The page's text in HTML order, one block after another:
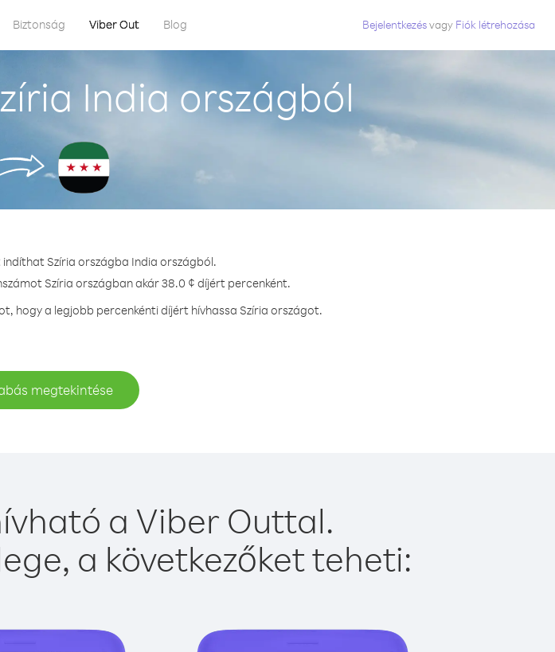
Biztonság Viber Out Blog Bejelentkezésvagy Fiók létrehozása
India országból
Szíria országba India országból.
Szíria országban akár 38.0 ¢ díjért percenként.
hogy a legjobb percenkénti díjért hívhassa Szíria országot.
megtekintése
a Viber Outtal.
a következőket teheti: